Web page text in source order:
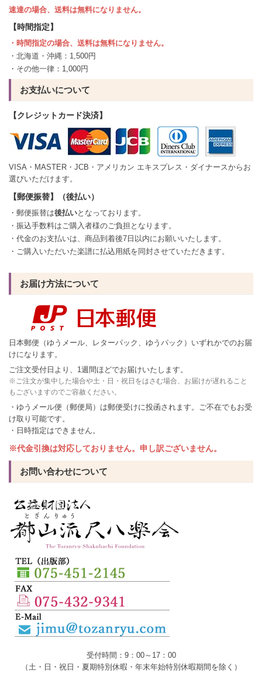
速達の場合、送料は無料になりません。
【時間指定】
・時間指定の場合、送料は無料になりません。
・北海道・沖縄：1,500円
・その他一律：1,000円
お支払いについて
【クレジットカード決済】
VISA・MASTER・JCB・アメリカン エキスプレス・ダイナースからお
選びいただけます。
【郵便振替】（後払い）
・郵便振替は後払いとなっております。
・振込手数料はご購入者様のご負担となります。
・代金のお支払いは、商品到着後7日以内にお願いいたします。
・ご購入いただいた楽譜に払込用紙を同封させていただきます。
お届け方法について
日本郵便（ゆうメール、レターパック、ゆうパック）いずれかでのお届
けになります。
ご注文受付日より、1週間ほどでお届けいたします。
※ご注文が集中した場合や土・日・祝日をはさむ場合、お届けが遅れること
もございますのでご容赦ください。
・ゆうメール便（郵便局）は郵便受けに投函されます。ご不在でもお受
け取り可能です。
・日時指定はできません。
※代金引換は対応しておりません。申し訳ございません。
お問い合わせについて
受付時間：9：00～17：00
（土・日・祝日・夏期特別休暇・年末年始特別休暇期間を除く）